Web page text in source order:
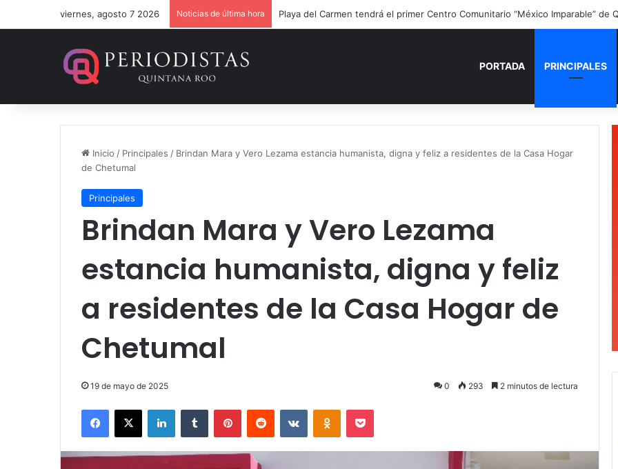
viernes, agosto 7 2026 Noticias de última hora Un verano para recordar: niñas y niños cierran con alegría el curso “Aventuras
PORTADA PRINCIPALES
Inicio / Principales / Brindan Mara y Vero Lezama estancia humanista, digna y feliz a residentes de la Casa Hogar
de Chetumal
Principales
Brindan Mara y Vero Lezama
estancia humanista, digna y feliz
a residentes de la Casa Hogar de
Chetumal
19 de mayo de 2025 0 293 2 minutos de lectura
Facebook
X LinkedInTumblr PinterestReddit VKontakteOdnoklassniki
Pocket